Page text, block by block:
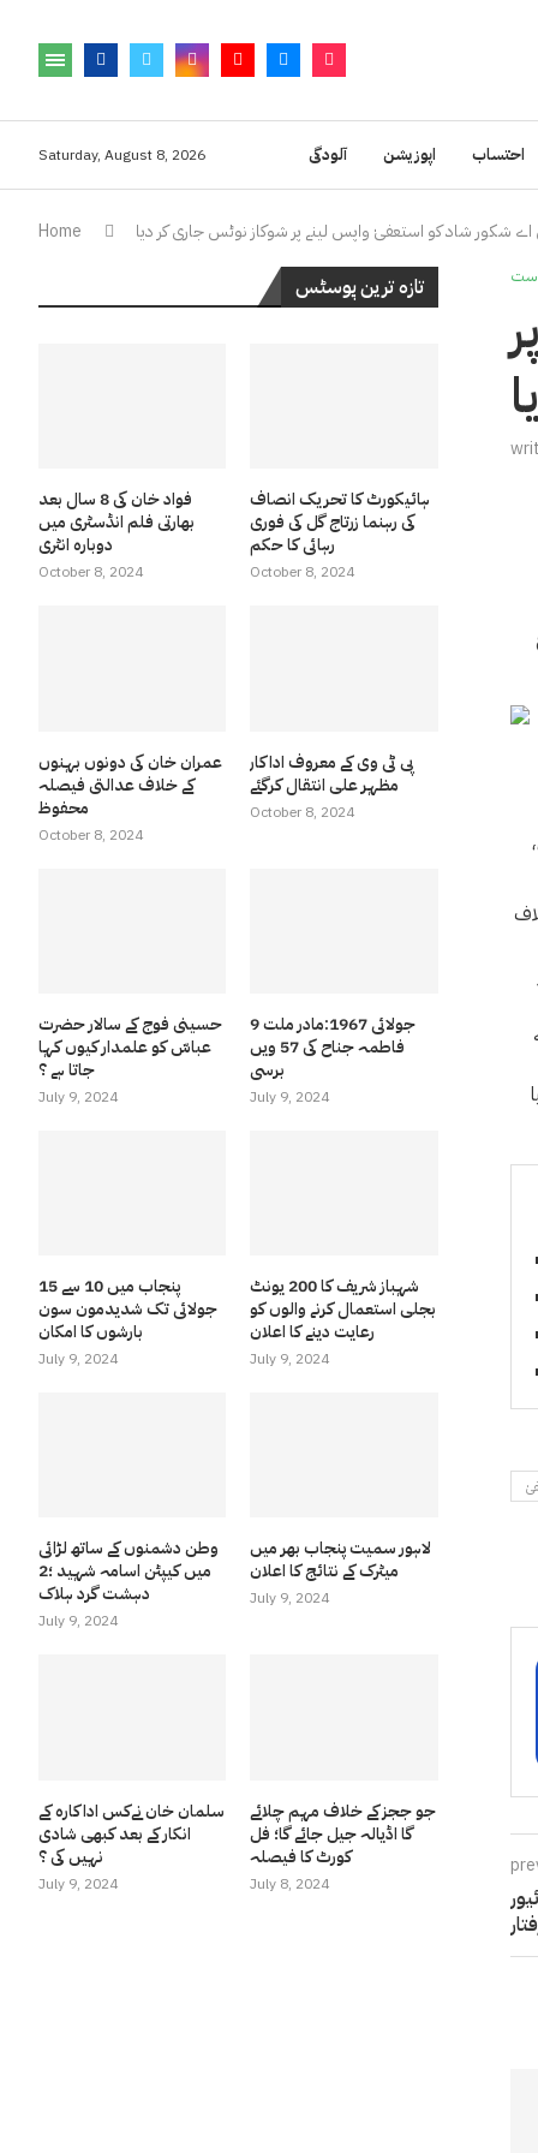
Saturday, August 8, 2026 آلودگی اپوزیشن احتساب
Home اے شکور شاد کو استعفیٰ واپس لینے پر شوکاز نوٹس جاری کر دیا
ٹویٹر پر آپ کے پیغام نے یہ بھی اجاگر کیا کہ آپ ایک سابق ایم
تازہ ترین پوسٹس
فواد خان کی 8 سال بعد
بھارتی فلم انڈسٹری میں
دوبارہ انٹری
October 8, 2024
ہائیکورٹ کا تحریک انصاف
کی رہنما زرتاج گل کی فوری
رہائی کا حکم
October 8, 2024
عمران خان کی دونوں بہنوں
کے خلاف عدالتی فیصلہ
محفوظ
October 8, 2024
پی ٹی وی کے معروف اداکار
مظہر علی انتقال کرگئے
October 8, 2024
حسینی فوج کے سالار حضرت
عباسّ کو علمدار کیوں کہا
جاتا ہے ؟
July 9, 2024
9 جولائی 1967:مادر ملت
فاطمہ جناح کی 57 ویں
برسی
July 9, 2024
پنجاب میں 10 سے 15
جولائی تک شدیدمون سون
بارشوں کا امکان
July 9, 2024
شہباز شریف کا 200 یونٹ
بجلی استعمال کرنے والوں کو
رعایت دینے کا اعلان
July 9, 2024
وطن دشمنوں کے ساتھ لڑائی
میں کیپٹن اسامہ شہید ؛2
دہشت گرد ہلاک
July 9, 2024
لاہور سمیت پنجاب بھر میں
میٹرک کے نتائج کا اعلان
July 9, 2024
سلمان خان نےکس اداکارہ کے
انکار کے بعد کبھی شادی
نہیں کی ؟
July 9, 2024
جو ججز کے خلاف مہم چلائے
گا اڈیالہ جیل جائے گا؛ فل
کورٹ کا فیصلہ
July 8, 2024